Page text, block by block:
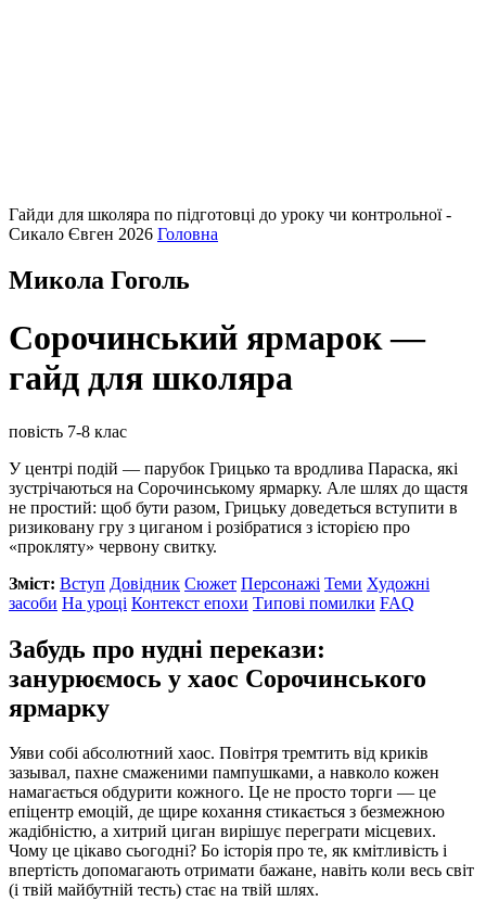
Гайди для школяра по підготовці до уроку чи контрольної -
Сикало Євген 2026 Головна
Микола Гоголь
Сорочинський ярмарок —
гайд для школяра
повість 7-8 клас
У центрі подій — парубок Грицько та вродлива Параска, які
зустрічаються на Сорочинському ярмарку. Але шлях до щастя
не простий: щоб бути разом, Грицьку доведеться вступити в
ризиковану гру з циганом і розібратися з історією про
«прокляту» червону свитку.
Зміст: Вступ Довідник Сюжет Персонажі Теми Художні
засоби На уроці Контекст епохи Типові помилки FAQ
Забудь про нудні перекази:
занурюємось у хаос Сорочинського
ярмарку
Уяви собі абсолютний хаос. Повітря тремтить від криків
зазывал, пахне смаженими пампушками, а навколо кожен
намагається обдурити кожного. Це не просто торги — це
епіцентр емоцій, де щире кохання стикається з безмежною
жадібністю, а хитрий циган вирішує переграти місцевих.
Чому це цікаво сьогодні? Бо історія про те, як кмітливість і
впертість допомагають отримати бажане, навіть коли весь світ
(і твій майбутній тесть) стає на твій шлях.